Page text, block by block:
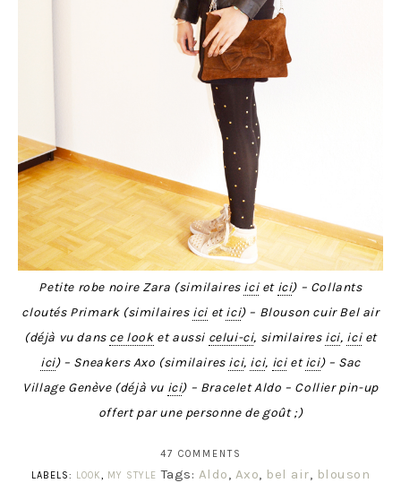
Petite robe noire Zara (similaires iciet ici) – Collants
cloutés Primark (similaires ici etici) – Blouson cuir Bel air
(déjà vu dans ce looket aussi celui-ci, similaires ici, iciet
ici) – Sneakers Axo (similaires ici, ici, icietici) – Sac
Village Genève (déjà vu ici) – Bracelet Aldo – Collier pin-up
offert par une personne de goût ;)
47 COMMENTS
LABELS: LOOK, MY STYLE Tags: Aldo, Axo, bel air, blouson